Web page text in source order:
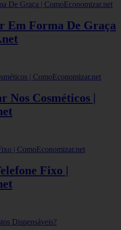
Em Forma De Graça
Nos Cosméticos |
Fixo |